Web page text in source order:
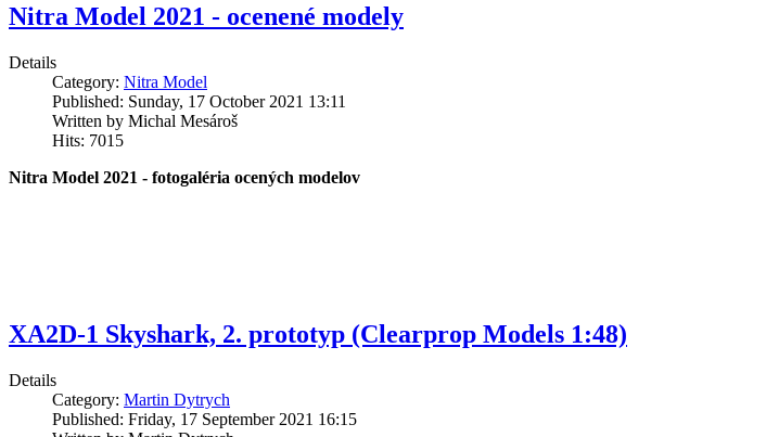
Nitra Model 2021 - ocenené modely
Details
Category: Nitra Model
Published: Sunday, 17 October 2021 13:11
Written by Michal Mesároš
Hits: 7015
Nitra Model 2021 - fotogaléria ocených modelov
XA2D-1 Skyshark, 2. prototyp (Clearprop Models 1:48)
Details
Category: Martin Dytrych
Published: Friday, 17 September 2021 16:15